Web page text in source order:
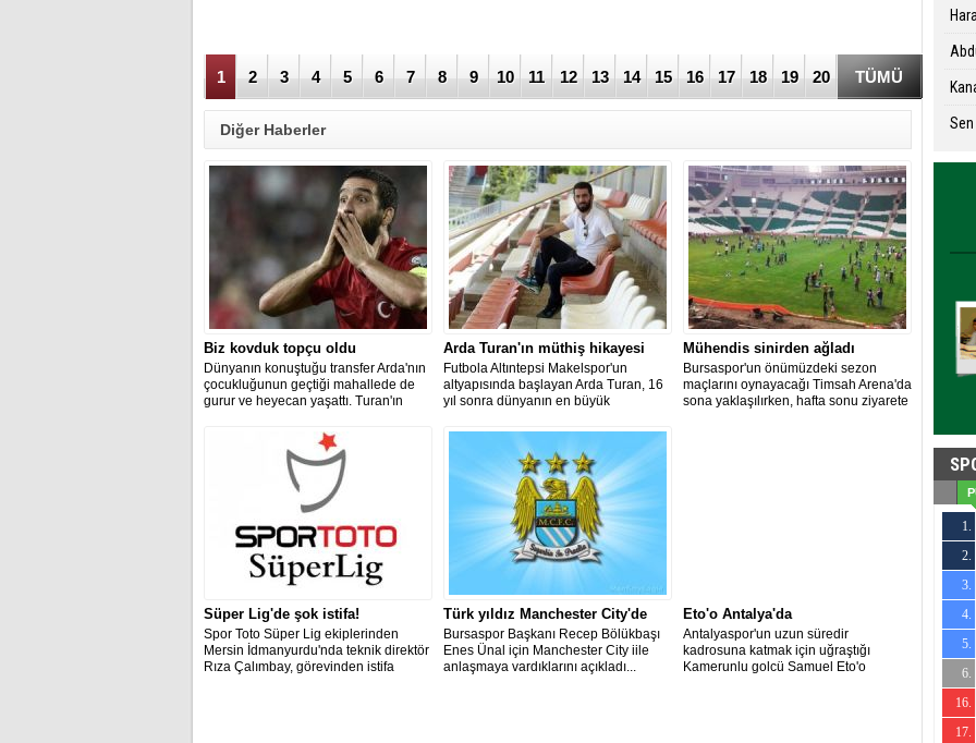
1 2 3 4 5 6 7 8 9 10 11 12 13 14 15 16 17 18 19 20 TÜMÜ
Diğer Haberler
Biz kovduk topçu oldu
Dünyanın konuştuğu transfer Arda'nın
çocukluğunun geçtiği mahallede de
gurur ve heyecan yaşattı. Turan'ın
buradan kovardık 'kafamız şişiyor'
diye. Bizim kovmamızdan bir kulübe
kayıt oldu, topçu oldu" dedi.
Arda Turan'ın müthiş hikayesi
Futbola Altıntepsi Makelspor'un
altyapısında başlayan Arda Turan, 16
yıl sonra dünyanın en büyük
oldu.
Mühendis sinirden ağladı
Bursaspor'un önümüzdeki sezon
maçlarını oynayacağı Timsah Arena'da
sona yaklaşılırken, hafta sonu ziyarete
Süper Lig'de şok istifa!
Spor Toto Süper Lig ekiplerinden
Mersin İdmanyurdu'nda teknik direktör
Rıza Çalımbay, görevinden istifa
Türk yıldız Manchester City'de
Bursaspor Başkanı Recep Bölükbaşı
Enes Ünal için Manchester City iile
anlaşmaya vardıklarını açıkladı...
Eto'o Antalya'da
Antalyaspor'un uzun süredir
kadrosuna katmak için uğraştığı
Kamerunlu golcü Samuel Eto'o
1.
25
2.
31
3.
23
4.
19
5.
10
6.
25
16.
-20
17.